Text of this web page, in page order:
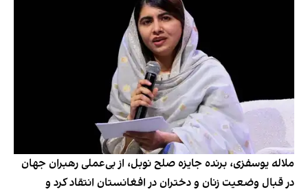
ملاله یوسفزی، برنده جایزه صلح نوبل، از بی‌عملی رهبران جهان
در قبال وضعیت زنان و دختران در افغانستان انتقاد کرد و